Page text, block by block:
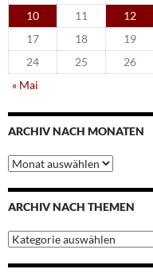
10
11 12
17
18 19
24
25 26
« Mai
ARCHIV NACH MONATEN
Archiv
nach
Monaten
ARCHIV NACH THEMEN
Archiv
nach
Themen